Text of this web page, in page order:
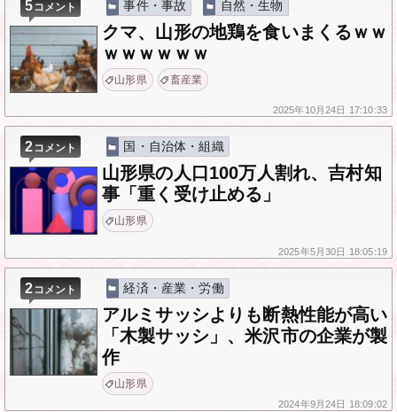
5コメント 事件・事故 自然・生物
クマ、山形の地鶏を食いまくるｗｗ
ｗｗｗｗｗｗ
山形県 畜産業
2025年10月24日 17:10:33
2コメント 国・自治体・組織
山形県の人口100万人割れ、吉村知
事「重く受け止める」
山形県
2025年5月30日 18:05:19
2コメント 経済・産業・労働
アルミサッシよりも断熱性能が高い
「木製サッシ」、米沢市の企業が製
作
山形県
2024年9月24日 18:09:02